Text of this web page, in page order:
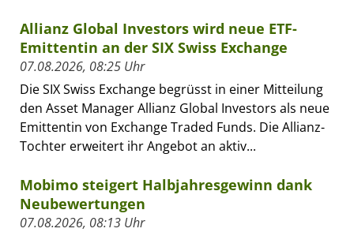
Allianz Global Investors wird neue ETF-
Emittentin an der SIX Swiss Exchange
07.08.2026, 08:25 Uhr
Die SIX Swiss Exchange begrüsst in einer Mitteilung
den Asset Manager Allianz Global Investors als neue
Emittentin von Exchange Traded Funds. Die Allianz-
Tochter erweitert ihr Angebot an aktiv...
Mobimo steigert Halbjahresgewinn dank
Neubewertungen
07.08.2026, 08:13 Uhr